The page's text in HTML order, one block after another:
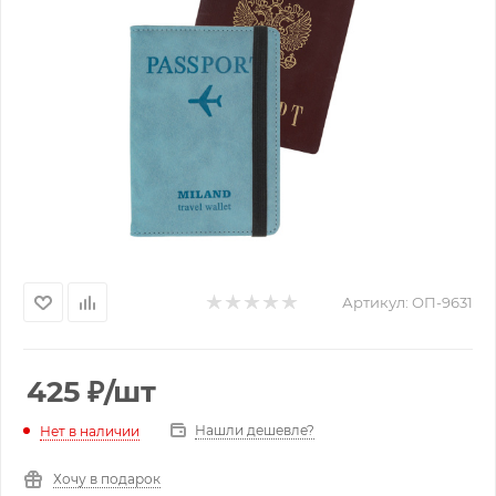
Артикул: ОП-9631
425 ₽/шт
Нет в наличии Нашли дешевле?
Хочу в подарок